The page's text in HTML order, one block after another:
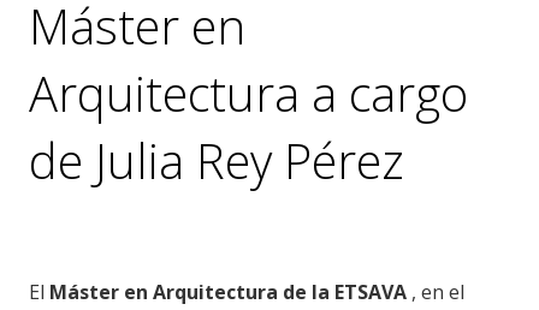
Máster en
Arquitectura a cargo
de Julia Rey Pérez
El Máster en Arquitectura de la ETSAVA , en el